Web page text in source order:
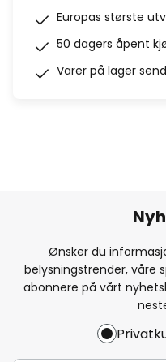
Europas største
50 dagers åpent
Varer på lager
Ønsker du
belysningstrender, våre
abonnere på vårt